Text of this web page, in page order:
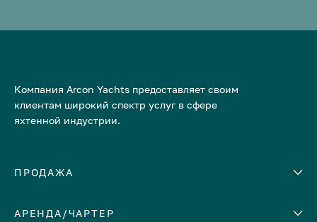
Компания Arcon Yachts предоставляет своим
клиентам широкий спектр услуг в сфере
яхтенной индустрии.
ПРОДАЖА
Количество кают
АРЕНДА/ЧАРТЕР